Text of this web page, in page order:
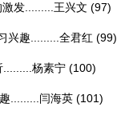
发......... 王兴文 (97)
兴趣......... 全君红 (99)
杨素宁 (100)
......... 闫海英 (101)